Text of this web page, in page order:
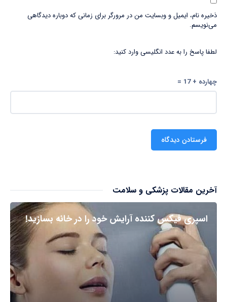
ذخیره نام، ایمیل و وبسایت من در مرورگر برای زمانی که دوباره دیدگاهی
می‌نویسم.
لطفا پاسخ را به عدد انگلیسی وارد کنید:
چهارده + 17 =
آخرین مقالات پزشکی و سلامت
اسپری فیکس کننده آرایش خود را در خانه بسازید!